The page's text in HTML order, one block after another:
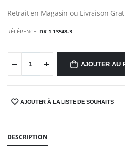
Retrait en Magasin ou Livraison
RÉFÉRENCE: DK.1.13548-3
AJOUTER AU
SHARE:AJOUTER À LA LISTE DE SOUHAITS
DESCRIPTION